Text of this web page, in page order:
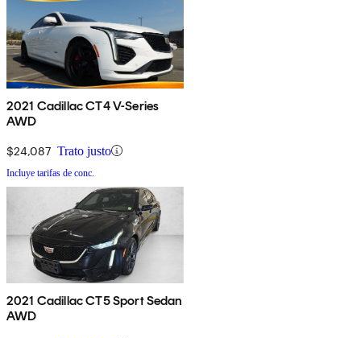
2021 Cadillac CT4 V-Series
AWD
$24,087 Trato justo
Incluye tarifas de conc.
2021 Cadillac CT5 Sport Sedan
AWD